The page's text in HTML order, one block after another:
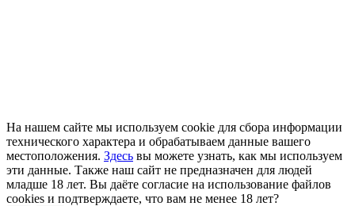
На нашем сайте мы используем cookie для сбора информации
технического характера и обрабатываем данные вашего
местоположения. Здесь вы можете узнать, как мы используем
эти данные. Также наш сайт не предназначен для людей
младше 18 лет. Вы даёте согласие на использование файлов
cookies и подтверждаете, что вам не менее 18 лет?